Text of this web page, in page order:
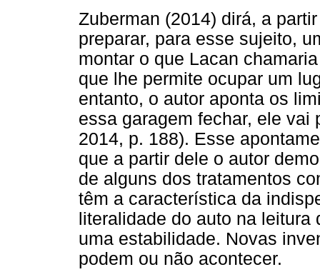
Zuberman (2014) dirá, a
preparar, para esse sujeito,
montar o que Lacan
que lhe permite ocupar um
entanto, o autor aponta os
essa garagem fechar, ele vai
2014, p. 188). Esse
que a partir dele o autor
de alguns dos tratamentos
têm a característica da
literalidade do auto na leitura
uma estabilidade. Novas
podem ou não acontecer.